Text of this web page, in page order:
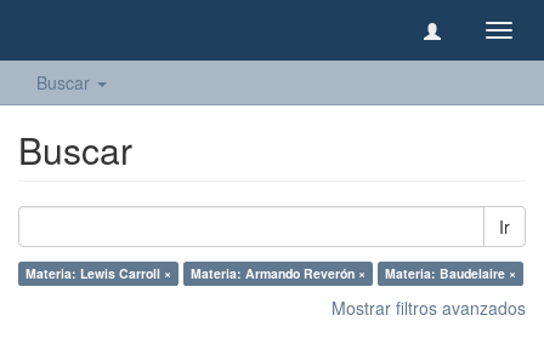
Buscar
Buscar
Ir
Materia: Lewis Carroll × Materia: Armando Reverón × Materia: Baudelaire ×
Mostrar filtros avanzados